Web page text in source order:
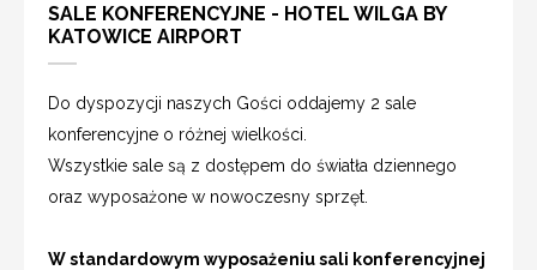
SALE KONFERENCYJNE - HOTEL WILGA BY
KATOWICE AIRPORT
Do dyspozycji naszych Gości oddajemy 2 sale
konferencyjne o różnej wielkości.
Wszystkie sale są z dostępem do światła dziennego
oraz wyposażone w nowoczesny sprzęt.
W standardowym wyposażeniu sali konferencyjnej